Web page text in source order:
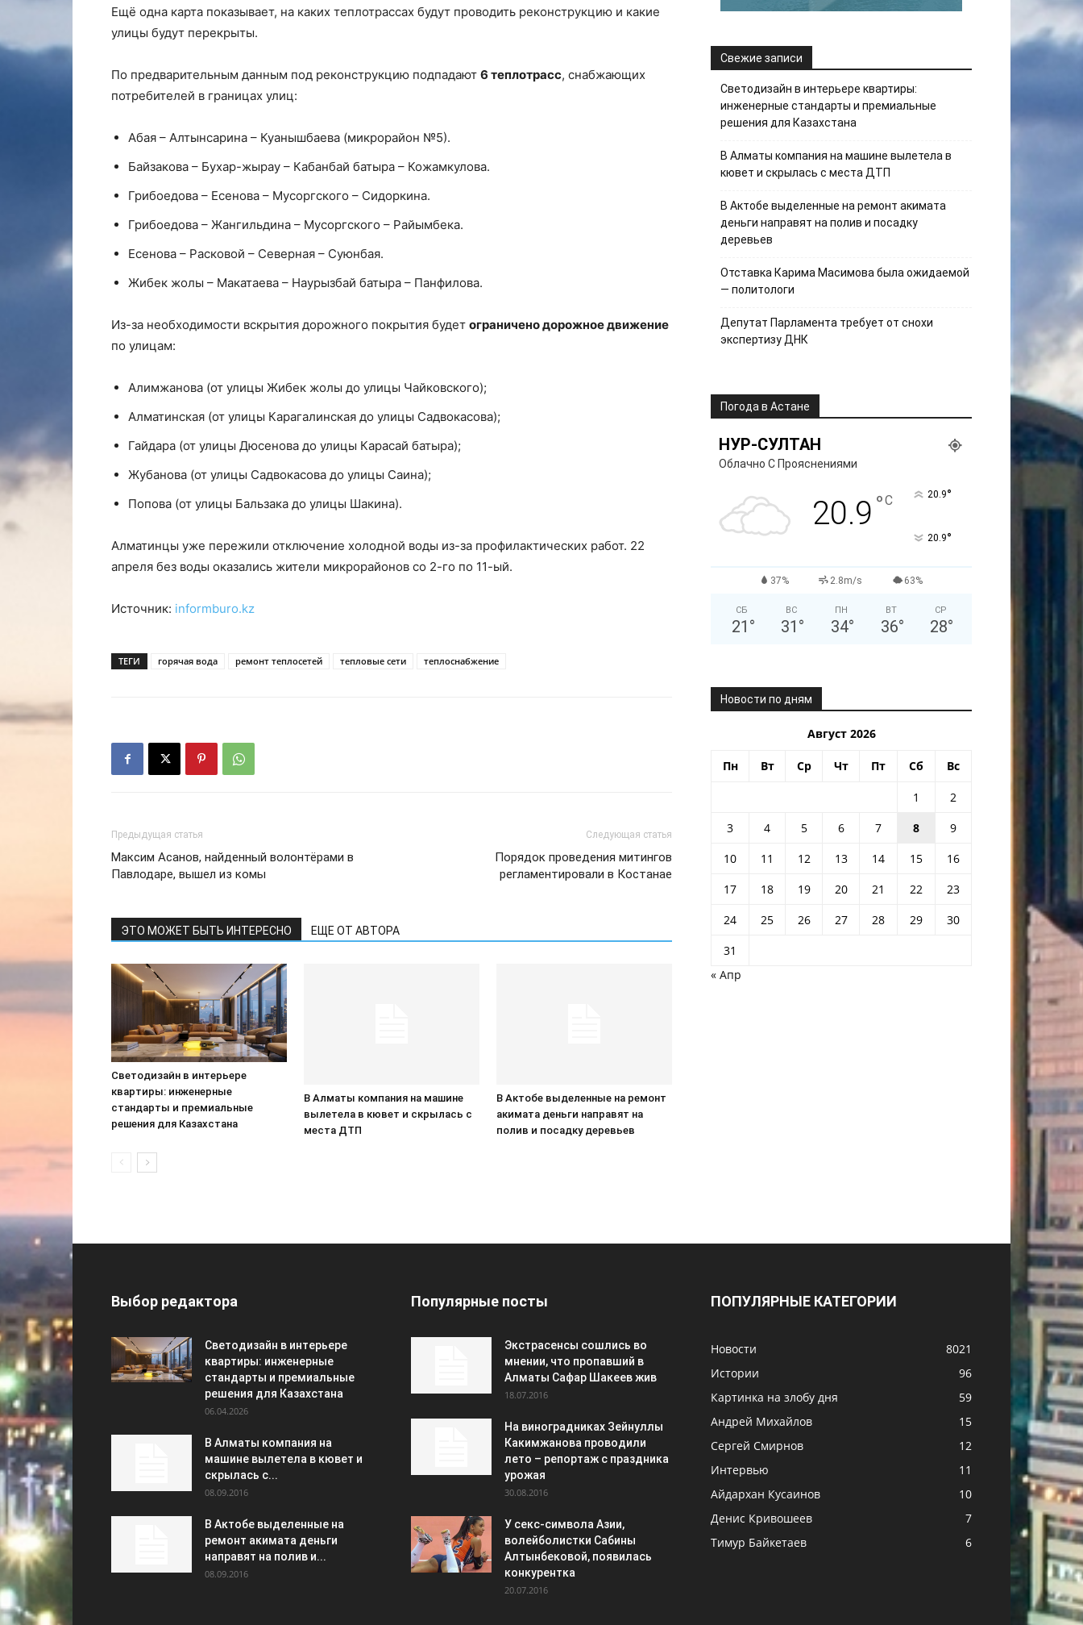
Ещё одна карта показывает, на каких теплотрассах будут проводить реконструкцию и какие
улицы будут перекрыты.
По предварительным данным под реконструкцию подпадают 6 теплотрасс, снабжающих
потребителей в границах улиц:
Абая – Алтынсарина – Куанышбаева (микрорайон №5).
Байзакова – Бухар-жырау – Кабанбай батыра – Кожамкулова.
Грибоедова – Есенова – Мусоргского – Сидоркина.
Грибоедова – Жангильдина – Мусоргского – Райымбека.
Есенова – Расковой – Северная – Суюнбая.
Жибек жолы – Макатаева – Наурызбай батыра – Панфилова.
Из-за необходимости вскрытия дорожного покрытия будет ограничено дорожное движение
по улицам:
Алимжанова (от улицы Жибек жолы до улицы Чайковского);
Алматинская (от улицы Карагалинская до улицы Садвокасова);
Гайдара (от улицы Дюсенова до улицы Карасай батыра);
Жубанова (от улицы Садвокасова до улицы Саина);
Попова (от улицы Бальзака до улицы Шакина).
Алматинцы уже пережили отключение холодной воды из-за профилактических работ. 22
апреля без воды оказались жители микрорайонов со 2-го по 11-ый.
Источник: informburo.kz
ТЕГИ горячая вода ремонт теплосетей тепловые сети теплоснабжение
Предыдущая статья
Максим Асанов, найденный волонтёрами в
Павлодаре, вышел из комы
Следующая статья
Порядок проведения митингов
регламентировали в Костанае
ЭТО МОЖЕТ БЫТЬ ИНТЕРЕСНО ЕЩЕ ОТ АВТОРА
Светодизайн в интерьере
квартиры: инженерные
стандарты и премиальные
решения для Казахстана
В Алматы компания на машине
вылетела в кювет и скрылась с
места ДТП
В Актобе выделенные на ремонт
акимата деньги направят на
полив и посадку деревьев
Свежие записи
Светодизайн в интерьере квартиры:
инженерные стандарты и премиальные
решения для Казахстана
В Алматы компания на машине вылетела в
кювет и скрылась с места ДТП
В Актобе выделенные на ремонт акимата
деньги направят на полив и посадку
деревьев
Отставка Карима Масимова была ожидаемой
— политологи
Депутат Парламента требует от снохи
экспертизу ДНК
Погода в Астане
НУР-СУЛТАН
Облачно С Прояснениями
20.9 °C 20.9°
20.9°
37% 2.8m/s 63%
СБ
21 °
ВС
31 °
ПН
34°
ВТ
36°
СР
28°
Новости по дням
Август 2026
Пн Вт Ср Чт Пт Сб Вс
1
2
3
4 5 6 7 8
9
10
11 12 13 14 15
16
17
18 19 20 21 22
23
24
25 26 27 28 29
30
31
« Апр
Выбор редактора
Светодизайн в интерьере
квартиры: инженерные
стандарты и премиальные
решения для Казахстана
06.04.2026
В Алматы компания на
машине вылетела в кювет и
скрылась с...
08.09.2016
В Актобе выделенные на
ремонт акимата деньги
направят на полив и...
08.09.2016
Популярные посты
Экстрасенсы сошлись во
мнении, что пропавший в
Алматы Сафар Шакеев жив
18.07.2016
На виноградниках Зейнуллы
Какимжанова проводили
лето – репортаж с праздника
урожая
30.08.2016
У секс-символа Азии,
волейболистки Сабины
Алтынбековой, появилась
конкурентка
20.07.2016
ПОПУЛЯРНЫЕ КАТЕГОРИИ
Новости
8021
Истории
96
Картинка на злобу дня
59
Андрей Михайлов
15
Сергей Смирнов
12
Интервью
11
Айдархан Кусаинов
10
Денис Кривошеев
7
Тимур Байкетаев
6